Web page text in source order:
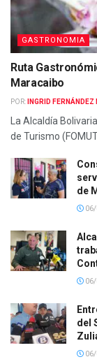
GASTRONOMIA
Ruta
Maracaibo
POR: INGRID
La Alcaldía
de Turismo
de
del